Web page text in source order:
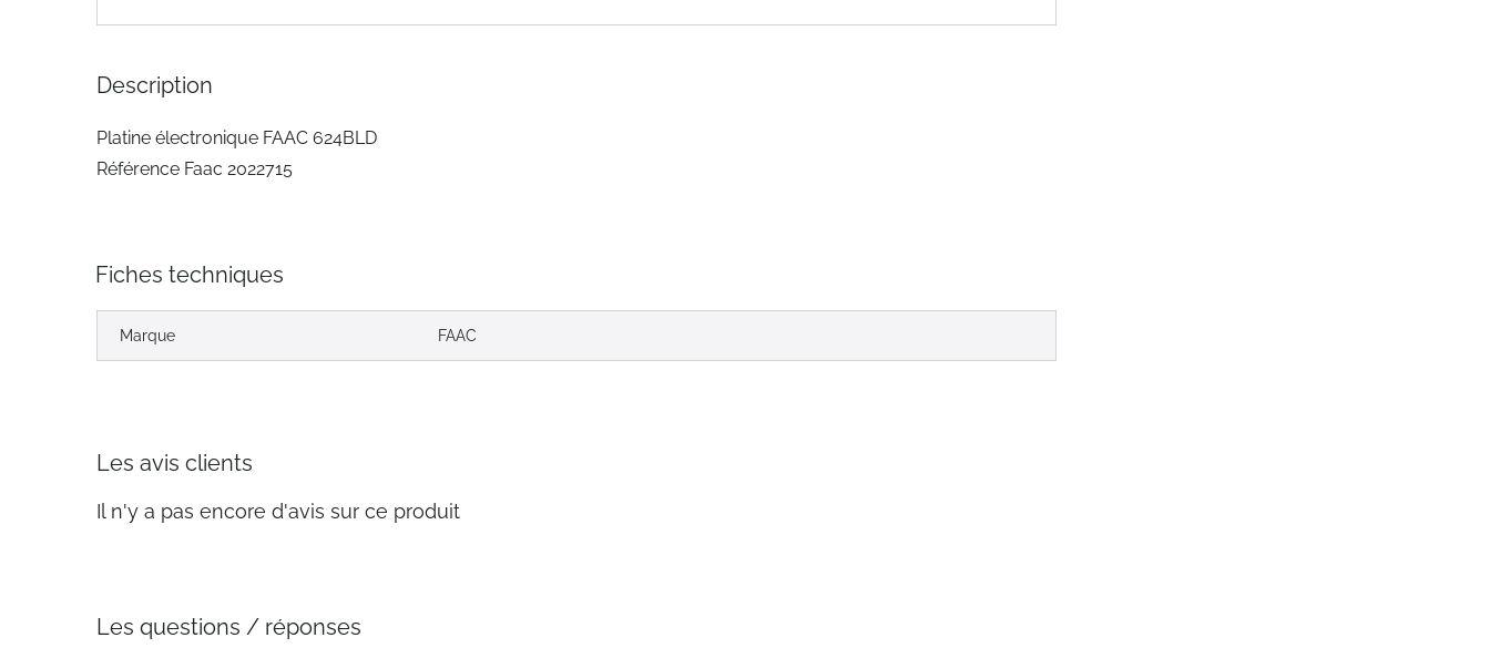
the
images
gallery
Description
Platine électronique FAAC 624BLD
Référence Faac 2022715
Fiches techniques
Marque FAAC
Les avis clients
Il n'y a pas encore d'avis sur ce produit
Les questions / réponses